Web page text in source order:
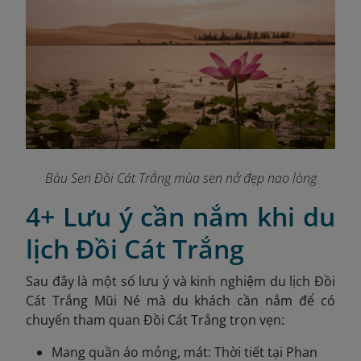
Bàu Sen Đồi Cát Trắng mùa sen nở đẹp nao lòng
4+ Lưu ý cần nắm khi du
lịch Đồi Cát Trắng
Sau đây là một số lưu ý và kinh nghiệm du lịch Đồi
Cát Trắng Mũi Né mà du khách cần nắm để có
chuyến tham quan Đồi Cát Trắng trọn vẹn:
Mang quần áo mỏng, mát: Thời tiết tại Phan